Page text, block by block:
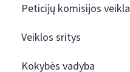
Peticijų komisijos veikla
Veiklos sritys
Kokybės vadyba